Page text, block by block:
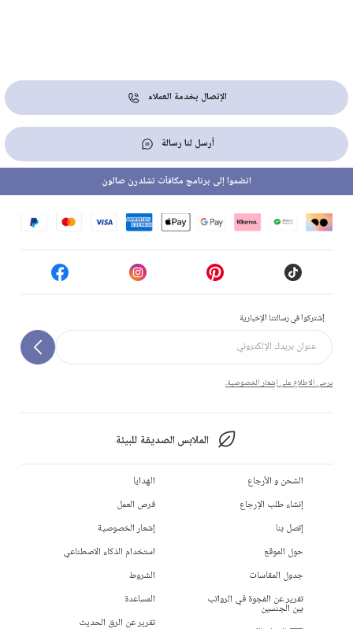
الإتصال بخدمة العملاء
أرسل لنا رسالة
إشتركوا في رسالتنا الإخبارية
يرجى الاطلاع على إشعار الخصوصية.
الملابس الصديقة للبيئة
انضموا إلى برنامج مكافآت تشلدرن صالون
الشحن و الأرجاع
إنشاء طلب الإرجاع
إتصل بنا
حول الموقع
جدول المقاسات
تقرير عن الفجوة في الرواتب
بين الجنسين
الهدايا
فرص العمل
إشعار الخصوصية
استخدام الذكاء الاصطناعي
الشروط
المساعدة
تقرير عن الرق الحديث